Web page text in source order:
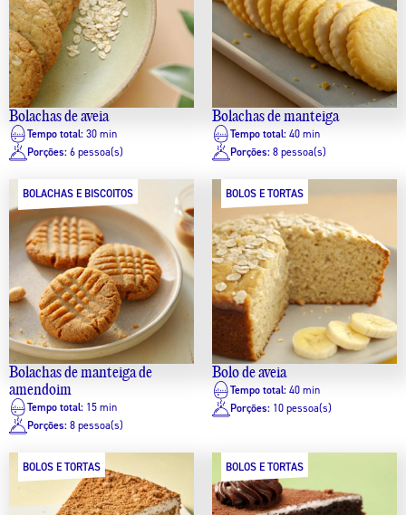
Bolachas de aveia
Tempo total: 30 min
Porções: 6 pessoa(s)
Bolachas de manteiga
Tempo total: 40 min
Porções: 8 pessoa(s)
BOLACHAS E BISCOITOS
Bolachas de manteiga de
amendoim
Tempo total: 15 min
Porções: 8 pessoa(s)
BOLOS E TORTAS
Bolo de aveia
Tempo total: 40 min
Porções: 10 pessoa(s)
BOLOS E TORTAS BOLOS E TORTAS